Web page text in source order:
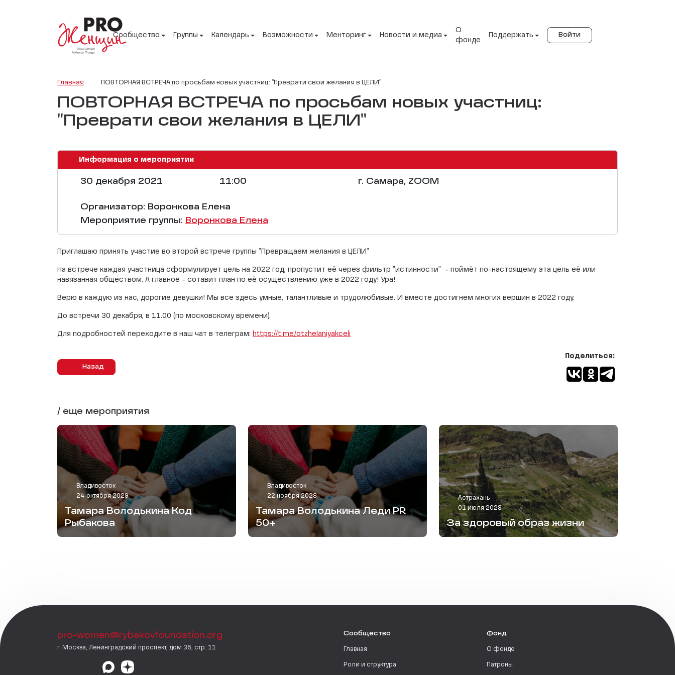
Сообщество Группы Календарь Возможности Менторинг Новости и медиа
О
фонде
Поддержать Войти
Главная ПОВТОРНАЯ ВСТРЕЧА по просьбам новых участниц: "Преврати свои желания в ЦЕЛИ"
ПОВТОРНАЯ ВСТРЕЧА по просьбам новых участниц:
"Преврати свои желания в ЦЕЛИ"
Информация о мероприятии
30 декабря 2021 11:00 г. Самара, ZOOM
Организатор: Воронкова Елена
Мероприятие группы: Воронкова Елена
Приглашаю принять участие во второй встрече группы "Превращаем желания в ЦЕЛИ"
На встрече каждая участница сформулирует цель на 2022 год, пропустит её через фильтр "истинности" - поймёт по-настоящему эта цель её или
навязанная обществом. А главное - сотавит план по её осуществлению уже в 2022 году! Ура!
Верю в каждую из нас, дорогие девушки! Мы все здесь умные, талантливые и трудолюбивые. И вместе достигнем многих вершин в 2022 году.
До встречи 30 декабря, в 11.00 (по московскому времени).
Для подробностей переходите в наш чат в телеграм: https://t.me/otzhelaniyakceli
Назад
Поделиться:
/ еще мероприятия
Владивосток
24 октября 2029
Тамара Володькина Код
Рыбакова
Владивосток
22 ноября 2028
Тамара Володькина Леди PR
50+
Астрахань
01 июля 2028
За здоровый образ жизни
pro-women@rybakovfoundation.org
г. Москва, Ленинградский проспект, дом 36, стр. 11
Сообщество
Главная
Роли и структура
Фонд
О фонде
Патроны